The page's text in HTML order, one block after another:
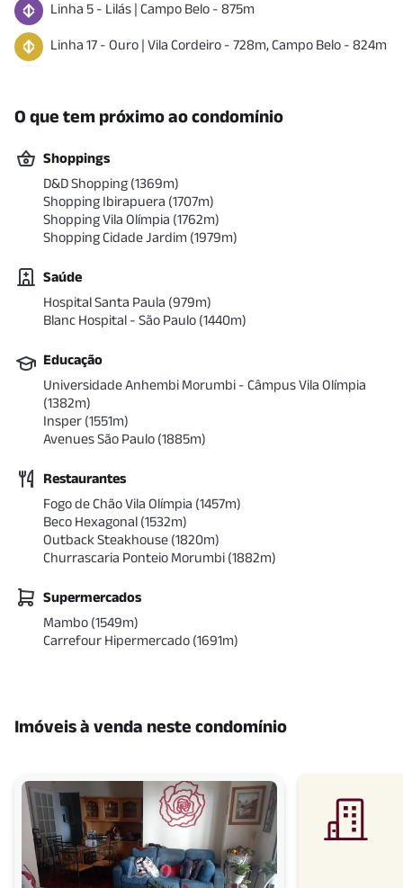
Linha 5 - Lilás | Campo Belo - 875m
Linha 17 - Ouro | Vila Cordeiro - 728m,Campo Belo - 824m
O que tem próximo ao condomínio
Shoppings
D&D Shopping (1369m)
Shopping Ibirapuera (1707m)
Shopping Vila Olímpia (1762m)
Shopping Cidade Jardim (1979m)
Saúde
Hospital Santa Paula (979m)
Blanc Hospital - São Paulo (1440m)
Educação
Universidade Anhembi Morumbi - Câmpus Vila Olímpia
(1382m)
Insper (1551m)
Avenues São Paulo (1885m)
Restaurantes
Fogo de Chão Vila Olímpia (1457m)
Beco Hexagonal (1532m)
Outback Steakhouse (1820m)
Churrascaria Ponteio Morumbi (1882m)
Supermercados
Mambo (1549m)
Carrefour Hipermercado (1691m)
Imóveis à venda neste condomínio